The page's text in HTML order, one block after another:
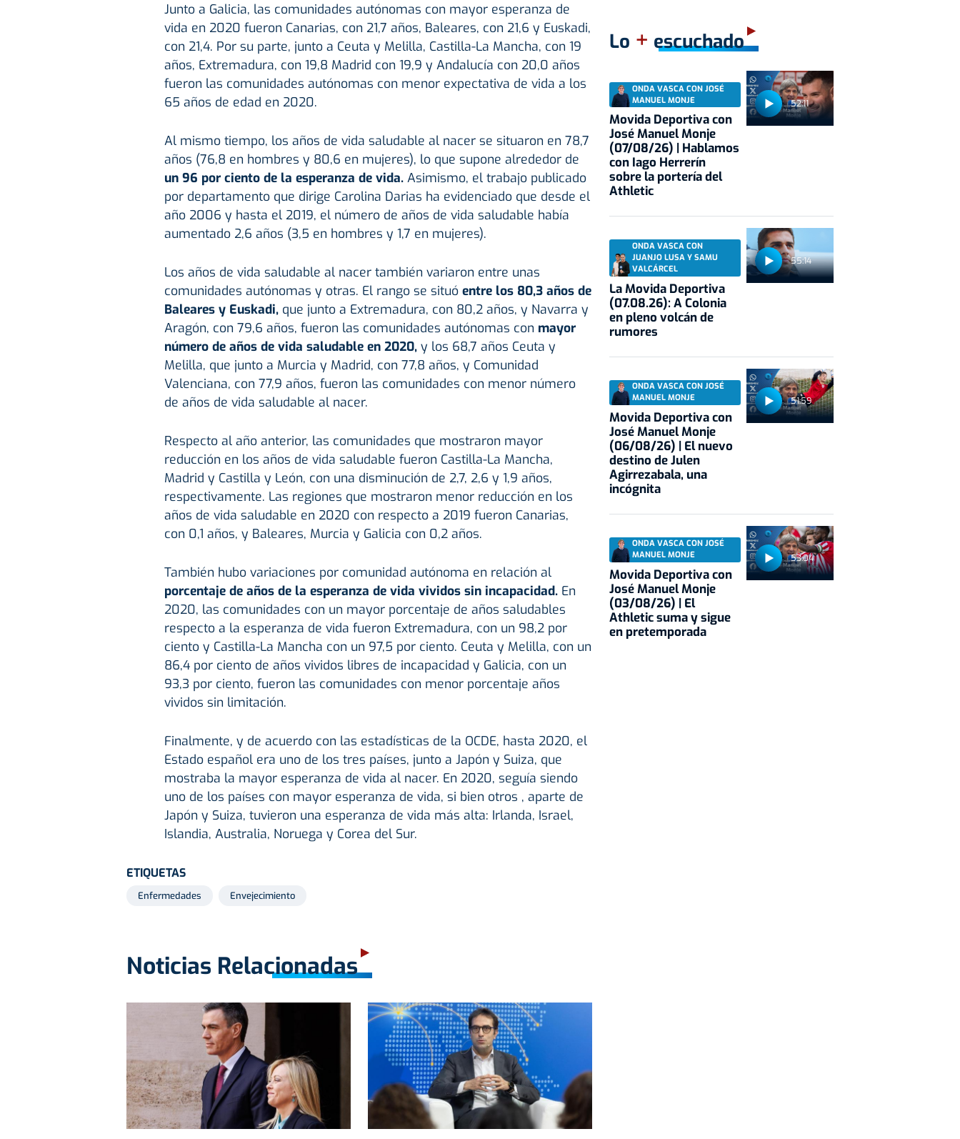
Junto a Galicia, las comunidades autónomas con mayor esperanza de
vida en 2020 fueron Canarias, con 21,7 años, Baleares, con 21,6 y Euskadi,
con 21,4. Por su parte, junto a Ceuta y Melilla, Castilla-La Mancha, con 19
años, Extremadura, con 19,8 Madrid con 19,9 y Andalucía con 20,0 años
fueron las comunidades autónomas con menor expectativa de vida a los
65 años de edad en 2020.
Al mismo tiempo, los años de vida saludable al nacer se situaron en 78,7
años (76,8 en hombres y 80,6 en mujeres), lo que supone alrededor de
un 96 por ciento de la esperanza de vida. Asimismo, el trabajo publicado
por departamento que dirige Carolina Darias ha evidenciado que desde el
año 2006 y hasta el 2019, el número de años de vida saludable había
aumentado 2,6 años (3,5 en hombres y 1,7 en mujeres).
Los años de vida saludable al nacer también variaron entre unas
comunidades autónomas y otras. El rango se situó entre los 80,3 años de
Baleares y Euskadi,que junto a Extremadura, con 80,2 años, y Navarra y
Aragón, con 79,6 años, fueron las comunidades autónomas con mayor
número de años de vida saludable en 2020,y los 68,7 años Ceuta y
Melilla, que junto a Murcia y Madrid, con 77,8 años, y Comunidad
Valenciana, con 77,9 años, fueron las comunidades con menor número
de años de vida saludable al nacer.
Respecto al año anterior, las comunidades que mostraron mayor
reducción en los años de vida saludable fueron Castilla-La Mancha,
Madrid y Castilla y León, con una disminución de 2,7, 2,6 y 1,9 años,
respectivamente. Las regiones que mostraron menor reducción en los
años de vida saludable en 2020 con respecto a 2019 fueron Canarias,
con 0,1 años, y Baleares, Murcia y Galicia con 0,2 años.
También hubo variaciones por comunidad autónoma en relación al
porcentaje de años de la esperanza de vida vividos sin incapacidad.En
2020, las comunidades con un mayor porcentaje de años saludables
respecto a la esperanza de vida fueron Extremadura, con un 98,2 por
ciento y Castilla-La Mancha con un 97,5 por ciento. Ceuta y Melilla, con un
86,4 por ciento de años vividos libres de incapacidad y Galicia, con un
93,3 por ciento, fueron las comunidades con menor porcentaje años
vividos sin limitación.
Finalmente, y de acuerdo con las estadísticas de la OCDE, hasta 2020, el
Estado español era uno de los tres países, junto a Japón y Suiza, que
mostraba la mayor esperanza de vida al nacer. En 2020, seguía siendo
uno de los países con mayor esperanza de vida, si bien otros , aparte de
Japón y Suiza, tuvieron una esperanza de vida más alta: Irlanda, Israel,
Islandia, Australia, Noruega y Corea del Sur.
ETIQUETAS
Enfermedades Envejecimiento
Noticias Relacionadas
Lo + escuchado
52:11
ONDA VASCA CON JOSÉ
MANUEL MONJE
Movida Deportiva con
José Manuel Monje
(07/08/26) | Hablamos
con Iago Herrerín
sobre la portería del
Athletic
55:14
ONDA VASCA CON
JUANJO LUSA Y SAMU
VALCÁRCEL
La Movida Deportiva
(07.08.26): A Colonia
en pleno volcán de
rumores
51:59
ONDA VASCA CON JOSÉ
MANUEL MONJE
Movida Deportiva con
José Manuel Monje
(06/08/26) | El nuevo
destino de Julen
Agirrezabala, una
incógnita
53:04
ONDA VASCA CON JOSÉ
MANUEL MONJE
Movida Deportiva con
José Manuel Monje
(03/08/26) | El
Athletic suma y sigue
en pretemporada